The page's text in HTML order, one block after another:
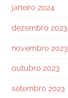
janeiro 2024
dezembro 2023
novembro 2023
outubro 2023
setembro 2023